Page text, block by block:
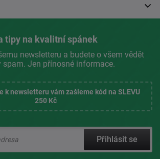
tipy na kvalitní spánek
newsletteru a budete o všem vědět
spam. Jen přínosné informace.
k newsletteru vám zašleme kód na SLEVU
250 Kč
Přihlásit se